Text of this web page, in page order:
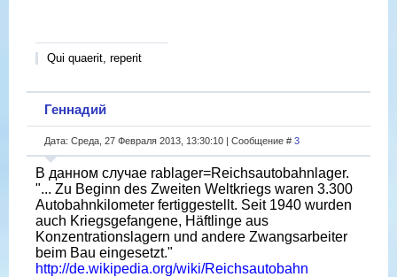
Qui quaerit, reperit
Геннадий
Дата: Среда, 27 Февраля 2013, 13:30:10 | Сообщение # 3
В данном случае rablager=Reichsautobahnlager.
"... Zu Beginn des Zweiten Weltkriegs waren 3.300
Autobahnkilometer fertiggestellt. Seit 1940 wurden
auch Kriegsgefangene, Häftlinge aus
Konzentrationslagern und andere Zwangsarbeiter
beim Bau eingesetzt."
http://de.wikipedia.org/wiki/Reichsautobahn